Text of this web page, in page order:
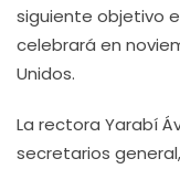
siguiente objetivo
celebrará en
Unidos.
La rectora Yarabí
secretarios